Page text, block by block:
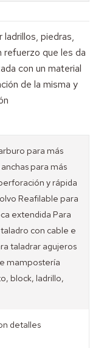
piedras,
refuerzo que les da
con un material
de la misma y
para más
para más
y rápida
Reafilable para
extendida Para
con cable e
taladrar agujeros
mampostería
block, ladrillo,
detalles